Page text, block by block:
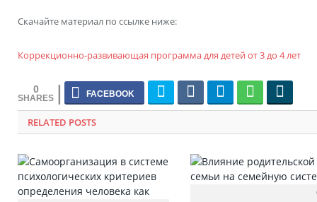
Скачайте материал по ссылке ниже:
Коррекционно-развивающая программа для детей от 3 до 4 лет
0
RELATED POSTS